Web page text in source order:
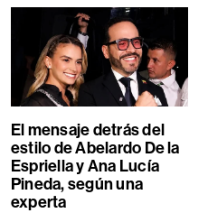
El mensaje detrás del
estilo de Abelardo De la
Espriella y Ana Lucía
Pineda, según una
experta